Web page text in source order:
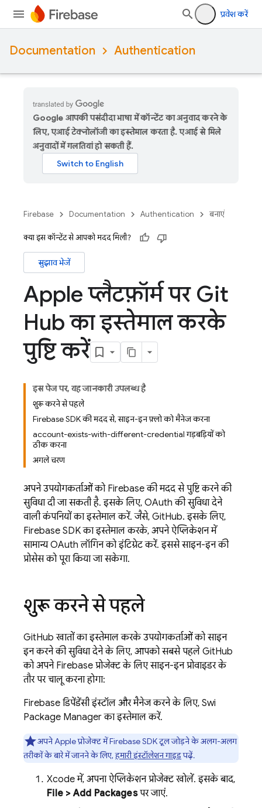
प्रवेश करें
Documentation Authentication
Google आपकी पसंदीदा भाषा में कॉन्टेंट का अनुवाद करने के
लिए, एआई टेक्नोलॉजी का इस्तेमाल करता है. एआई से मिले
अनुवादों में गलतियां हो सकती हैं.
Firebase Documentation Authentication बनाएं
क्या इस कॉन्टेंट से आपको मदद मिली?
सुझाव भेजें
Apple प्लैटफ़ॉर्म पर Git
Hub का इस्तेमाल करके
पुष्टि करें
इस पेज पर, यह जानकारी उपलब्ध है
शुरू करने से पहले
Firebase SDK की मदद से, साइन-इन फ़्लो को मैनेज करना
account-exists-with-different-credential गड़बड़ियों को
ठीक करना
अगले चरण
अपने उपयोगकर्ताओं को Firebase की मदद से पुष्टि करने की
सुविधा दी जा सकती है. इसके लिए, OAuth की सुविधा देने
वाली कंपनियों का इस्तेमाल करें. जैसे, GitHub. इसके लिए,
Firebase SDK का इस्तेमाल करके, अपने ऐप्लिकेशन में
सामान्य OAuth लॉगिन को इंटिग्रेट करें. इससे साइन-इन की
प्रोसेस को पूरा किया जा सकेगा.
शुरू करने से पहले
GitHub खातों का इस्तेमाल करके उपयोगकर्ताओं को साइन
इन करने की सुविधा देने के लिए, आपको सबसे पहले GitHub
को अपने Firebase प्रोजेक्ट के लिए साइन-इन प्रोवाइडर के
तौर पर चालू करना होगा:
Firebase डिपेंडेंसी इंस्टॉल और मैनेज करने के लिए, Swift
Package Manager का इस्तेमाल करें.
अपने Apple प्रोजेक्ट में Firebase SDK टूल जोड़ने के अलग-अलग
तरीकों के बारे में जानने के लिए,हमारी इंस्टॉलेशन गाइडपढ़ें.
Xcode में, अपना ऐप्लिकेशन प्रोजेक्ट खोलें. इसके बाद,
File > Add Packagesपर जाएं.